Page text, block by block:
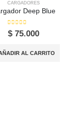
CARGADORES
Deep Blue
0out of 5
$75.000
AL CARRITO